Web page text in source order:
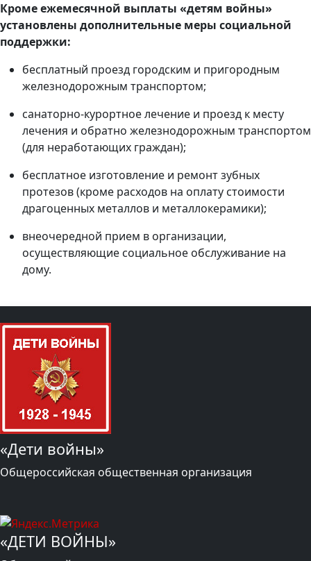
Кроме ежемесячной выплаты «детям войны»
установлены дополнительные меры социальной
поддержки:
бесплатный проезд городским и пригородным
железнодорожным транспортом;
санаторно-курортное лечение и проезд к месту
лечения и обратно железнодорожным транспортом
(для неработающих граждан);
бесплатное изготовление и ремонт зубных
протезов (кроме расходов на оплату стоимости
драгоценных металлов и металлокерамики);
внеочередной прием в организации,
осуществляющие социальное обслуживание на
дому.
«Дети войны»
Общероссийская общественная организация
«ДЕТИ ВОЙНЫ»